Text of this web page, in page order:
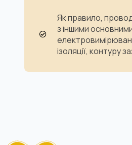
Як правило,
з іншими
ізоляції, контуру